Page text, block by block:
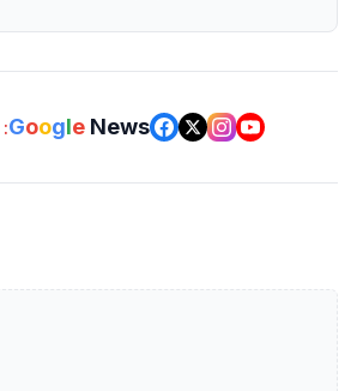
Google News